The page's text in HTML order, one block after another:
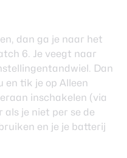
dan ga je naar het
6. Je veegt naar
Dan
tik je op Alleen
inschakelen (via
als je niet per se de
en je je batterij